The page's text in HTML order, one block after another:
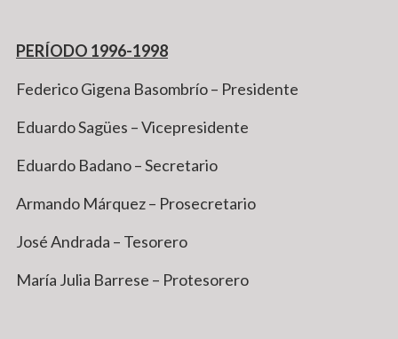
PERÍODO 1996-1998
Federico Gigena Basombrío – Presidente
Eduardo Sagües – Vicepresidente
Eduardo Badano – Secretario
Armando Márquez – Prosecretario
José Andrada – Tesorero
María Julia Barrese – Protesorero